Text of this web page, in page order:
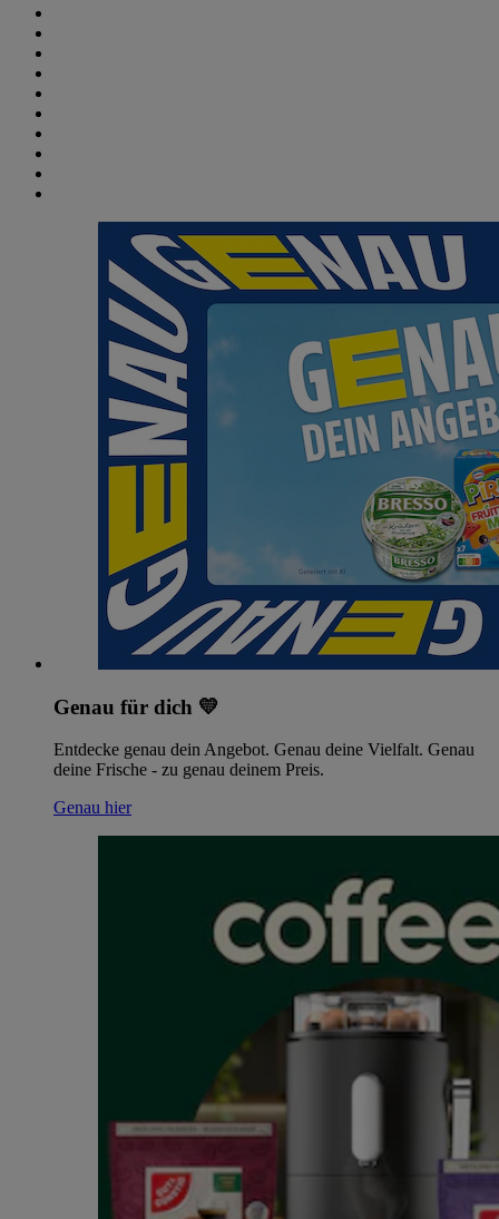
Genau für dich 💛
Entdecke genau dein Angebot. Genau deine Vielfalt. Genau
deine Frische - zu genau deinem Preis.
Genau hier